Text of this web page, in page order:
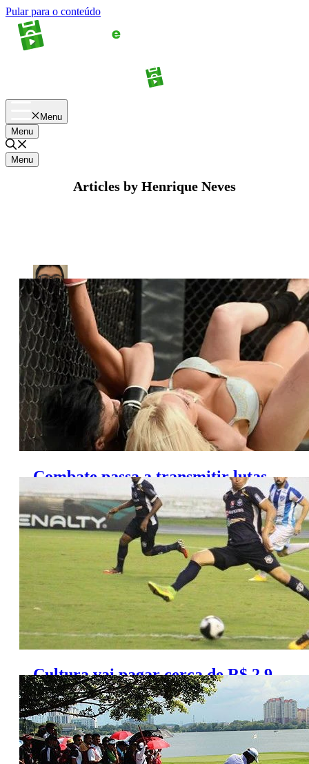
Pular para o conteúdo
Menu
Menu
Menu
Articles by Henrique Neves
Henrique Neves
Combate passa a transmitir lutas
de mulheres vestidas de lingerie
Cultura vai pagar cerca de R$ 2,9
mi para mostrar o Paraense 2017